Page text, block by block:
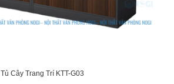
Tủ Cây Trang Trí KTT-G03